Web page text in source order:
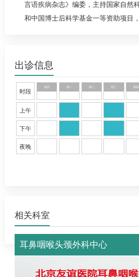
言语疾病杂志》编委，主持国家自然
和中国博士后科学基金一等资助项目
胆脂瘤、人工耳蜗、耳部肿瘤、面瘫
出诊信息
时段
上午
下午
夜晚
周日 周一 周三 周四
相关科室
耳鼻咽喉头颈外科中心